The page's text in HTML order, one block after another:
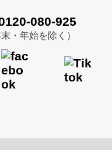
080-925
・年始を除く）